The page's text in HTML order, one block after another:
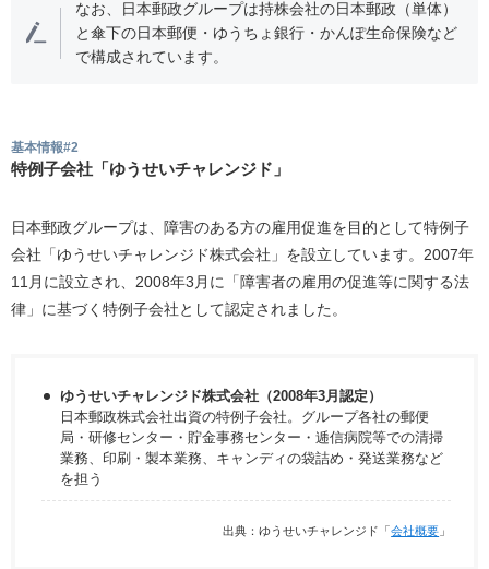
なお、日本郵政グループは持株会社の日本郵政（単体）
と傘下の日本郵便・ゆうちょ銀行・かんぽ生命保険など
で構成されています。
基本情報#2
特例子会社「ゆうせいチャレンジド」
日本郵政グループは、障害のある方の雇用促進を目的として特例子
会社「ゆうせいチャレンジド株式会社」を設立しています。2007年
11月に設立され、2008年3月に「障害者の雇用の促進等に関する法
律」に基づく特例子会社として認定されました。
ゆうせいチャレンジド株式会社（2008年3月認定）
日本郵政株式会社出資の特例子会社。グループ各社の郵便
局・研修センター・貯金事務センター・逓信病院等での清掃
業務、印刷・製本業務、キャンディの袋詰め・発送業務など
を担う
出典：ゆうせいチャレンジド「会社概要 」